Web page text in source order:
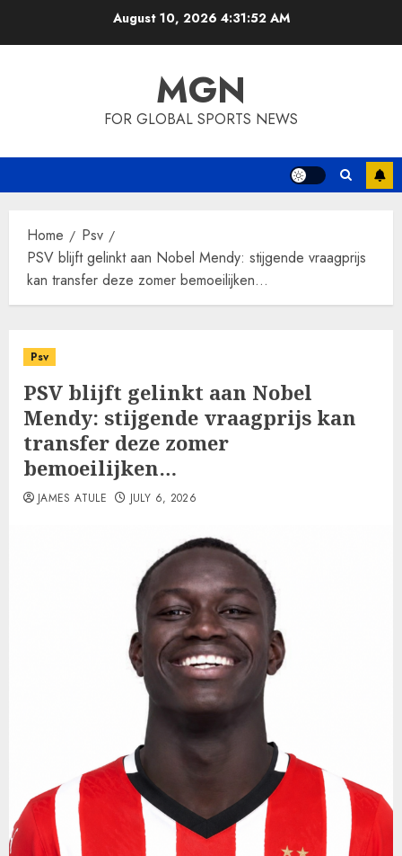
August 10, 2026 4:31:53 AM
MGN
FOR GLOBAL SPORTS NEWS
Home
Psv
PSV blijft gelinkt aan Nobel Mendy: stijgende vraagprijs
kan transfer deze zomer bemoeilijken…
Psv
PSV blijft gelinkt aan Nobel
Mendy: stijgende vraagprijs kan
transfer deze zomer
bemoeilijken…
JAMES ATULE JULY 6, 2026